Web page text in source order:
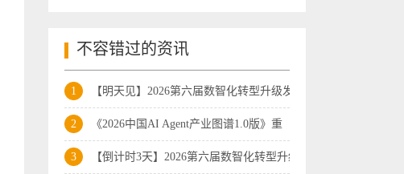
不容错过的资讯
1 【明天见】2026第六届数智化转型升级发展
2 《2026中国AI Agent产业图谱1.0版》重
3 【倒计时3天】2026第六届数智化转型升级